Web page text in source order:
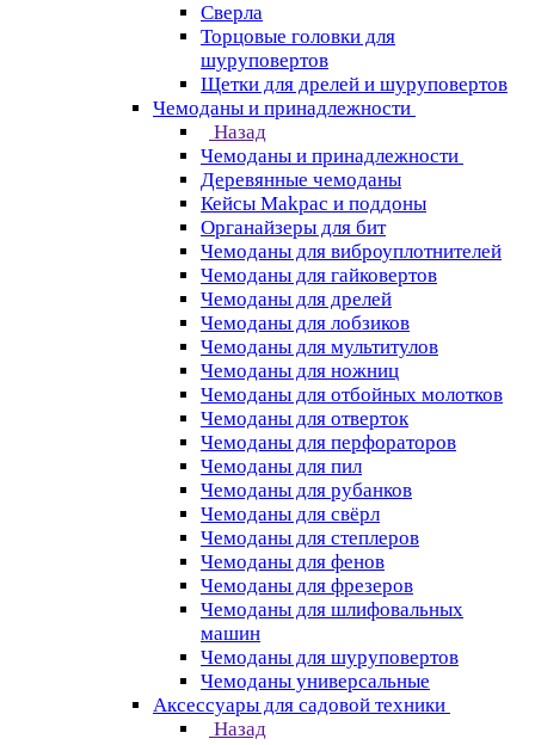
Сверла
Торцовые головки для
шуруповертов
Щетки для дрелей и шуруповертов
Чемоданы и принадлежности
Назад
Чемоданы и принадлежности
Деревянные чемоданы
Кейсы Makpac и поддоны
Органайзеры для бит
Чемоданы для виброуплотнителей
Чемоданы для гайковертов
Чемоданы для дрелей
Чемоданы для лобзиков
Чемоданы для мультитулов
Чемоданы для ножниц
Чемоданы для отбойных молотков
Чемоданы для отверток
Чемоданы для перфораторов
Чемоданы для пил
Чемоданы для рубанков
Чемоданы для свёрл
Чемоданы для степлеров
Чемоданы для фенов
Чемоданы для фрезеров
Чемоданы для шлифовальных
машин
Чемоданы для шуруповертов
Чемоданы универсальные
Аксессуары для садовой техники
Назад